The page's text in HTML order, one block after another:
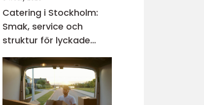
Catering i Stockholm:
Smak, service och
struktur för lyckade
evenemang